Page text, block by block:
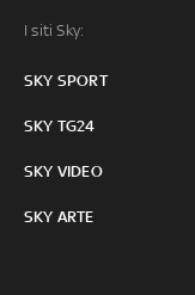
I siti Sky:
SKY SPORT
SKY TG24
SKY VIDEO
SKY ARTE